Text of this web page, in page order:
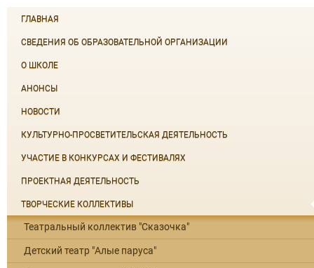
ГЛАВНАЯ
СВЕДЕНИЯ ОБ ОБРАЗОВАТЕЛЬНОЙ ОРГАНИЗАЦИИ
О ШКОЛЕ
АНОНСЫ
НОВОСТИ
КУЛЬТУРНО-ПРОСВЕТИТЕЛЬСКАЯ ДЕЯТЕЛЬНОСТЬ
УЧАСТИЕ В КОНКУРСАХ И ФЕСТИВАЛЯХ
ПРОЕКТНАЯ ДЕЯТЕЛЬНОСТЬ
ТВОРЧЕСКИЕ КОЛЛЕКТИВЫ
Театральный коллектив "Сказочка"
Детский театр "Алые паруса"